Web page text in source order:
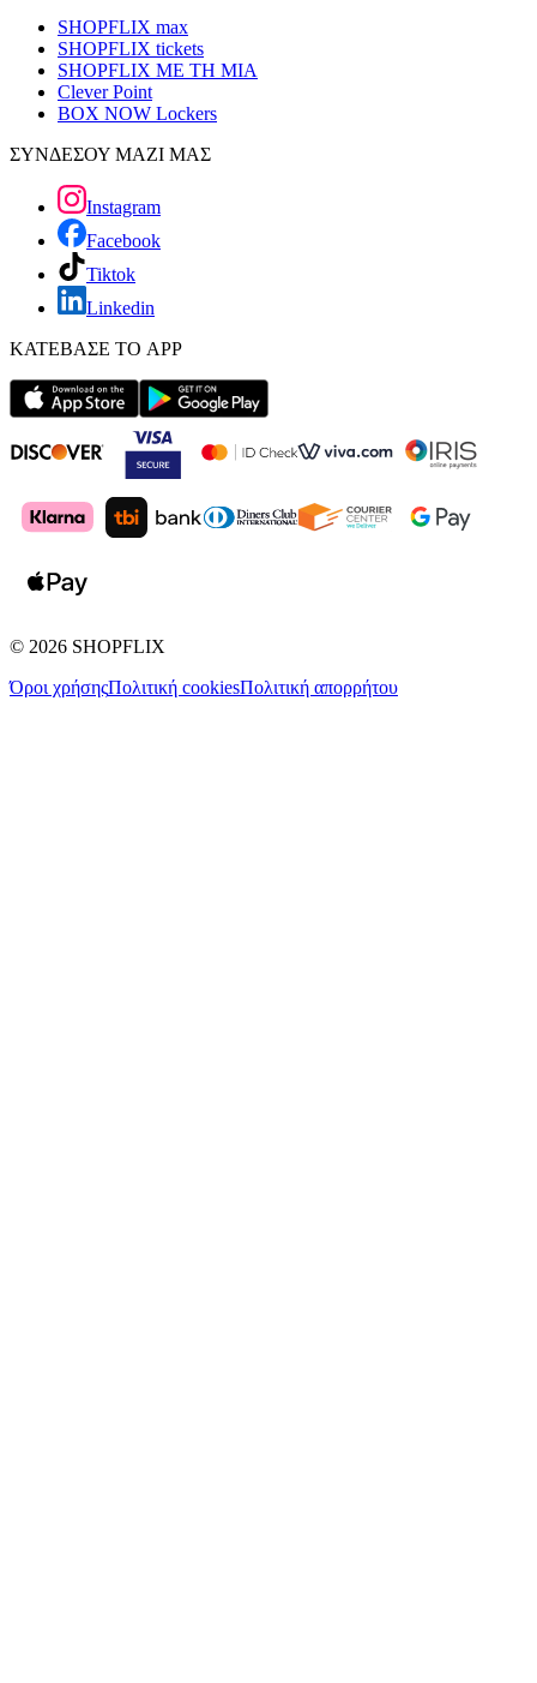
SHOPFLIX max
SHOPFLIX tickets
SHOPFLIX ΜΕ ΤΗ ΜΙΑ
Clever Point
BOX NOW Lockers
ΣΥΝΔΕΣΟΥ ΜΑΖΙ ΜΑΣ
Instagram
Facebook
Tiktok
Linkedin
ΚΑΤΕΒΑΣΕ ΤΟ APP
© 2026 SHOPFLIX
Όροι χρήσηςΠολιτική cookiesΠολιτική απορρήτου